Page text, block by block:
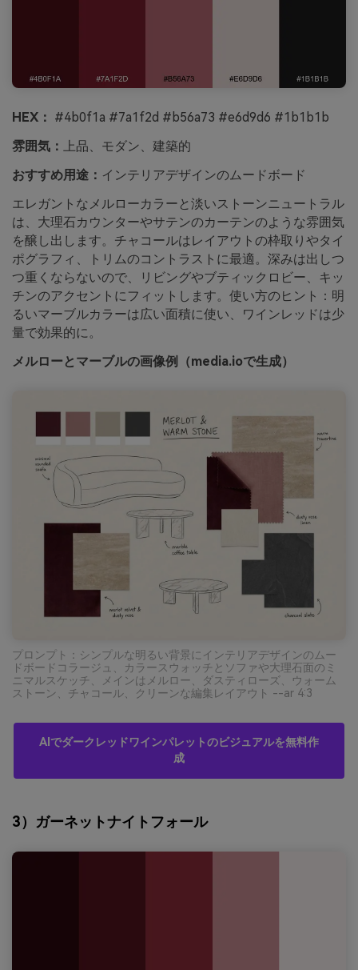
HEX： #4b0f1a #7a1f2d #b56a73 #e6d9d6 #1b1b1b
雰囲気： 上品、モダン、建築的
おすすめ用途： インテリアデザインのムードボード
エレガントなメルローカラーと淡いストーンニュートラル
は、大理石カウンターやサテンのカーテンのような雰囲気
を醸し出します。チャコールはレイアウトの枠取りやタイ
ポグラフィ、トリムのコントラストに最適。深みは出しつ
つ重くならないので、リビングやブティックロビー、キッ
チンのアクセントにフィットします。使い方のヒント：明
るいマーブルカラーは広い面積に使い、ワインレッドは少
量で効果的に。
メルローとマーブルの画像例（media.ioで生成）
プロンプト：シンプルな明るい背景にインテリアデザインのムー
ドボードコラージュ、カラースウォッチとソファや大理石面のミ
ニマルスケッチ、メインはメルロー、ダスティローズ、ウォーム
ストーン、チャコール、クリーンな編集レイアウト --ar 4:3
AIでダークレッドワインパレットのビジュアルを無料作
成
3）ガーネットナイトフォール